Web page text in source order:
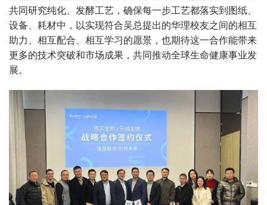
共同研究纯化、发酵工艺，确保每一步工艺都落实到图纸、
设备、耗材中，以实现符合吴总提出的华理校友之间的相互
助力、相互配合、相互学习的愿景，也期待这一合作能带来
更多的技术突破和市场成果，共同推动全球生命健康事业发
展。